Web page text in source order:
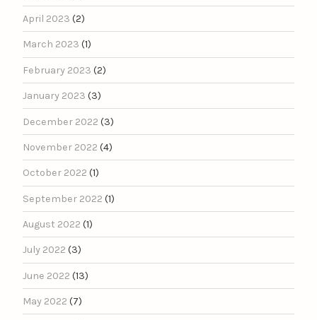
April 2023 (2)
March 2023 (1)
February 2023 (2)
January 2023 (3)
December 2022 (3)
November 2022 (4)
October 2022 (1)
September 2022 (1)
August 2022 (1)
July 2022 (3)
June 2022 (13)
May 2022 (7)